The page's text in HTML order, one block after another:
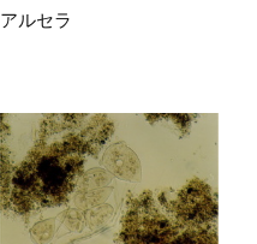
アルセラ